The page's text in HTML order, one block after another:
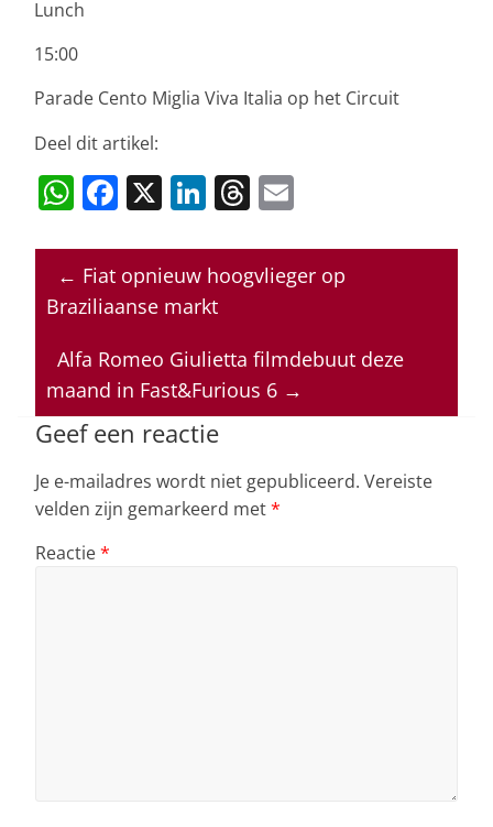
Lunch
15:00
Parade Cento Miglia Viva Italia op het Circuit
Deel dit artikel:
W
at
s
p
p
F
c
e
o
o
k
X Li
k
e
n
T
re
a
s
ai
l
← Fiat opnieuw hoogvlieger op
Braziliaanse markt
Alfa Romeo Giulietta filmdebuut deze
maand in Fast&Furious 6 →
Geef een reactie
Je e-mailadres wordt niet gepubliceerd. Vereiste
velden zijn gemarkeerd met*
Reactie*